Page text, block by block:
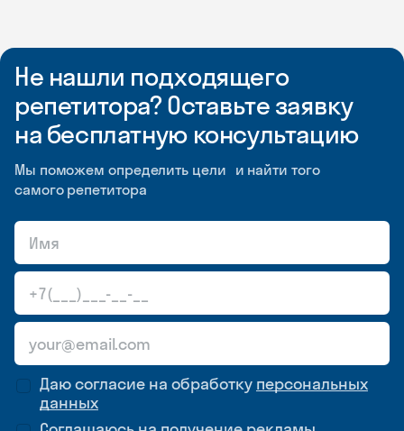
Не нашли подходящего
репетитора? Оставьте заявку
на бесплатную консультацию
Мы поможем определить цели и найти того
самого репетитора
Даю согласие на обработку персональных
данных